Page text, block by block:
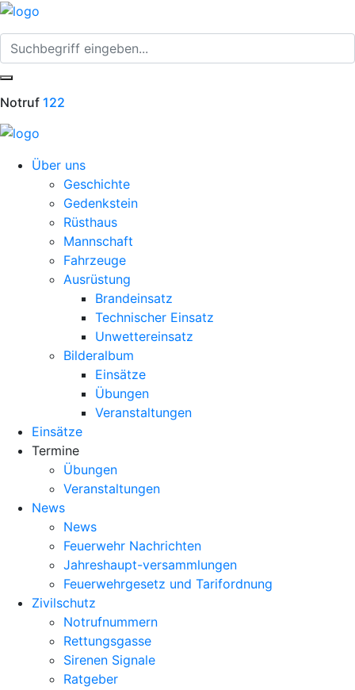
Notruf 122
Über uns
Geschichte
Gedenkstein
Rüsthaus
Mannschaft
Fahrzeuge
Ausrüstung
Brandeinsatz
Technischer Einsatz
Unwettereinsatz
Bilderalbum
Einsätze
Übungen
Veranstaltungen
Einsätze
Termine
Übungen
Veranstaltungen
News
News
Feuerwehr Nachrichten
Jahreshaupt-versammlungen
Feuerwehrgesetz und Tarifordnung
Zivilschutz
Notrufnummern
Rettungsgasse
Sirenen Signale
Ratgeber